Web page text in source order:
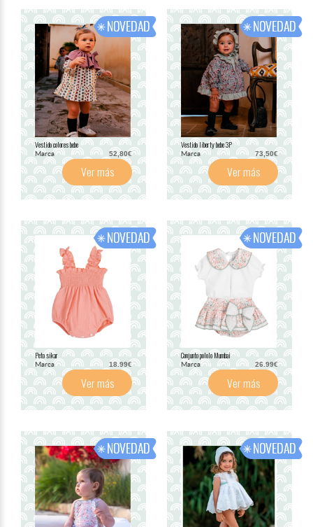
Vestido colores bebe
Marca 52,80€
Ver más
Vestido liberty bebe 3P
Marca 73,50€
Ver más
Peto sikar
Marca 18.99€
Ver más
Conjunto pololo Mumbai
Marca 26.99€
Ver más